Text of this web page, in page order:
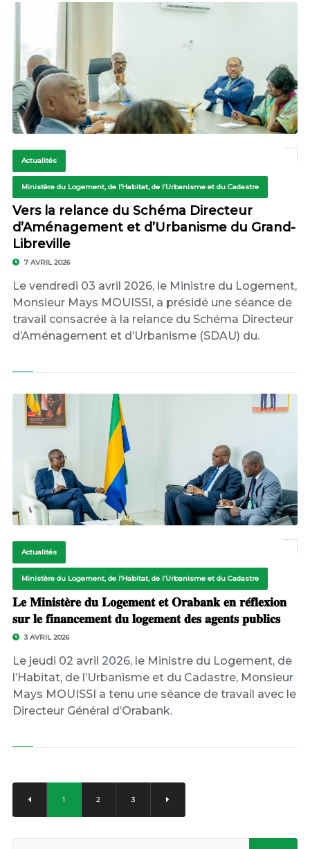
Actualités
Ministère du Logement, de l’Habitat, de l’Urbanisme et du Cadastre
Vers la relance du Schéma Directeur
d’Aménagement et d’Urbanisme du Grand-
Libreville
7 AVRIL 2026
Le vendredi 03 avril 2026, le Ministre du Logement,
Monsieur Mays MOUISSI, a présidé une séance de
travail consacrée à la relance du Schéma Directeur
d’Aménagement et d’Urbanisme (SDAU) du.
Actualités
Ministère du Logement, de l’Habitat, de l’Urbanisme et du Cadastre
𝐋𝐞 𝐌𝐢𝐧𝐢𝐬𝐭𝐞̀𝐫𝐞 𝐝𝐮 𝐋𝐨𝐠𝐞𝐦𝐞𝐧𝐭 𝐞𝐭 𝐎𝐫𝐚𝐛𝐚𝐧𝐤 𝐞𝐧 𝐫𝐞́𝐟𝐥𝐞𝐱𝐢𝐨𝐧
𝐬𝐮𝐫 𝐥𝐞 𝐟𝐢𝐧𝐚𝐧𝐜𝐞𝐦𝐞𝐧𝐭 𝐝𝐮 𝐥𝐨𝐠𝐞𝐦𝐞𝐧𝐭 𝐝𝐞𝐬 𝐚𝐠𝐞𝐧𝐭𝐬 𝐩𝐮𝐛𝐥𝐢𝐜𝐬
3 AVRIL 2026
Le jeudi 02 avril 2026, le Ministre du Logement, de
l’Habitat, de l’Urbanisme et du Cadastre, Monsieur
Mays MOUISSI a tenu une séance de travail avec le
Directeur Général d’Orabank.
1 2 3